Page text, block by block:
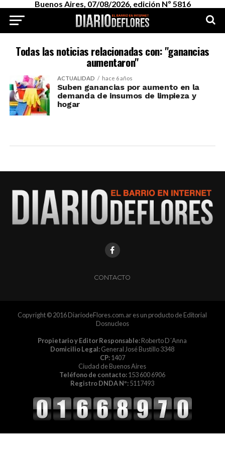
Buenos Aires, 07/08/2026, edición Nº 5816
Todas las noticias relacionadas con: "ganancias
aumentaron"
ACTUALIDAD hace 6 años
Suben ganancias por aumento en la
demanda de insumos de limpieza y
hogar
CONTACTO
Copyright © 2016 DiariodeFlores.com.ar es un producto de Editorial
Dosnucleos
Propietario y Editor Responsable:Roberto D´Anna
Domicilio Legal:General José Bustillo 3348
CP:1407
Ciudad de Buenos Aires
Teléfono de contacto:153 600 6906
Registro DNDA Nº:5117493